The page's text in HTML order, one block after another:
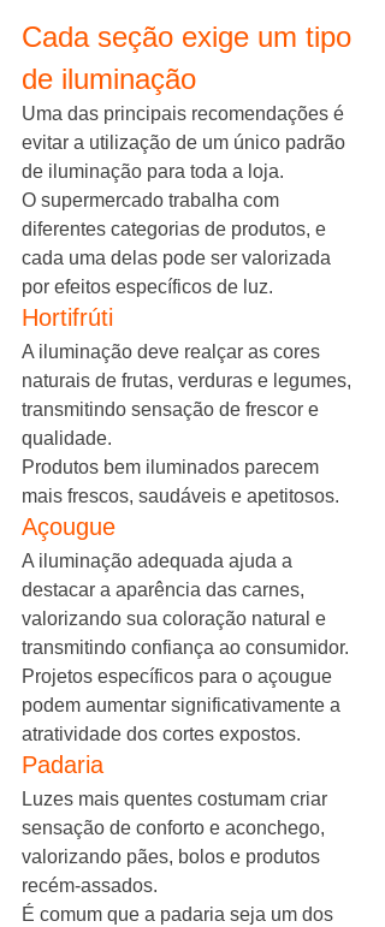
Cada seção exige um tipo
de iluminação
Uma das principais recomendações é
evitar a utilização de um único padrão
de iluminação para toda a loja.
O supermercado trabalha com
diferentes categorias de produtos, e
cada uma delas pode ser valorizada
por efeitos específicos de luz.
Hortifrúti
A iluminação deve realçar as cores
naturais de frutas, verduras e legumes,
transmitindo sensação de frescor e
qualidade.
Produtos bem iluminados parecem
mais frescos, saudáveis e apetitosos.
Açougue
A iluminação adequada ajuda a
destacar a aparência das carnes,
valorizando sua coloração natural e
transmitindo confiança ao consumidor.
Projetos específicos para o açougue
podem aumentar significativamente a
atratividade dos cortes expostos.
Padaria
Luzes mais quentes costumam criar
sensação de conforto e aconchego,
valorizando pães, bolos e produtos
recém-assados.
É comum que a padaria seja um dos